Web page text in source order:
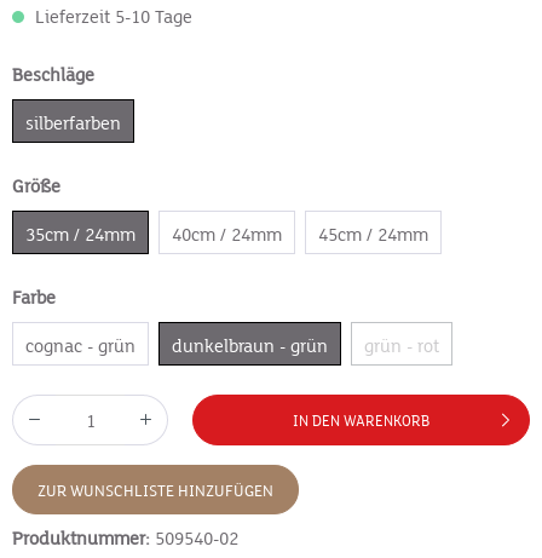
Lieferzeit 5-10 Tage
Beschläge
silberfarben
Größe
35cm / 24mm 40cm / 24mm 45cm / 24mm
Farbe
cognac - grün dunkelbraun - grün grün - rot
IN DEN WARENKORB
ZUR WUNSCHLISTE HINZUFÜGEN
Produktnummer: 509540-02